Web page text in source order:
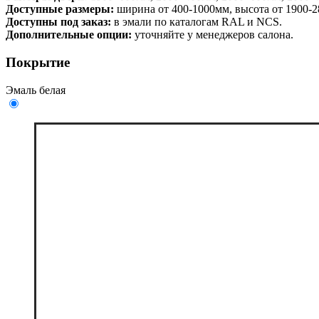
Доступные размеры: ширина от 400-1000мм, высота от 1900-
Доступны под заказ: в эмали по каталогам RAL и NCS.
Дополнительные опции: уточняйте у менеджеров салона.
Покрытие
Эмаль белая